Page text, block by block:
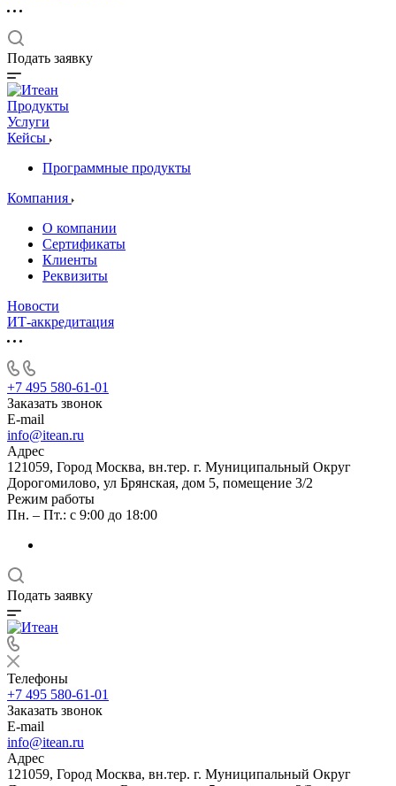
Подать заявку
Продукты
Услуги
Кейсы
Программные продукты
Компания
О компании
Сертификаты
Клиенты
Реквизиты
Новости
ИТ-аккредитация
+7 495 580-61-01
Заказать звонок
E-mail
info@itean.ru
Адрес
121059, Город Москва, вн.тер. г. Муниципальный Округ
Дорогомилово, ул Брянская, дом 5, помещение 3/2
Режим работы
Пн. – Пт.: с 9:00 до 18:00
Подать заявку
Телефоны
+7 495 580-61-01
Заказать звонок
E-mail
info@itean.ru
Адрес
121059, Город Москва, вн.тер. г. Муниципальный Округ